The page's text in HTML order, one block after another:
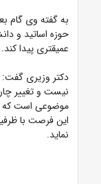
به گفته وی گام‌
حوزه اساتید و
عمیقتری پیدا کند.
دکتر وزیری
نیست و تغییر
موضوعی است که
این فرصت با
نماید.